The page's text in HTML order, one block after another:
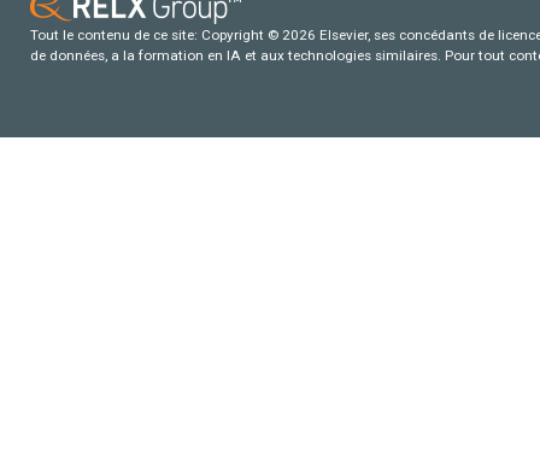
Tout le contenu de ce site: Copyright © 2026 Elsevier, ses concédants de
de données, a la formation en IA et aux technologies similaires. Pour tout